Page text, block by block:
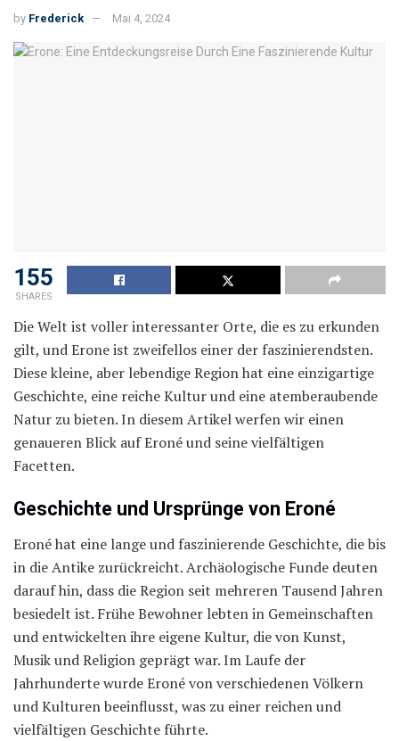
by Frederick Mai 4, 2024
155
SHARES
Die Welt ist voller interessanter Orte, die es zu erkunden
gilt, und Erone ist zweifellos einer der faszinierendsten.
Diese kleine, aber lebendige Region hat eine einzigartige
Geschichte, eine reiche Kultur und eine atemberaubende
Natur zu bieten. In diesem Artikel werfen wir einen
genaueren Blick auf Eroné und seine vielfältigen
Facetten.
Geschichte und Ursprünge von Eroné
Eroné hat eine lange und faszinierende Geschichte, die bis
in die Antike zurückreicht. Archäologische Funde deuten
darauf hin, dass die Region seit mehreren Tausend Jahren
besiedelt ist. Frühe Bewohner lebten in Gemeinschaften
und entwickelten ihre eigene Kultur, die von Kunst,
Musik und Religion geprägt war. Im Laufe der
Jahrhunderte wurde Eroné von verschiedenen Völkern
und Kulturen beeinflusst, was zu einer reichen und
vielfältigen Geschichte führte.